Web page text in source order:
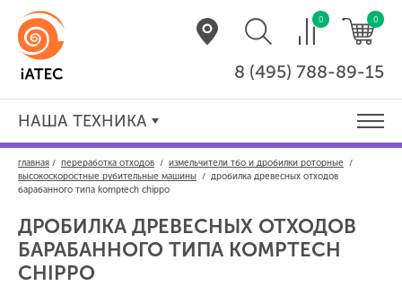
0 0
8 (495) 788-89-15
НАША ТЕХНИКА
главная / переработка отходов / измельчители тбо и дробилки роторные /
высокоскоростные рубительные машины / дробилка древесных отходов
барабанного типа komptech chippo
ДРОБИЛКА ДРЕВЕСНЫХ ОТХОДОВ
БАРАБАННОГО ТИПА KOMPTECH
CHIPPO